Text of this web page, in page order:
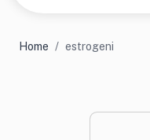
Parlano di noi
Under 40
Home estrogeni